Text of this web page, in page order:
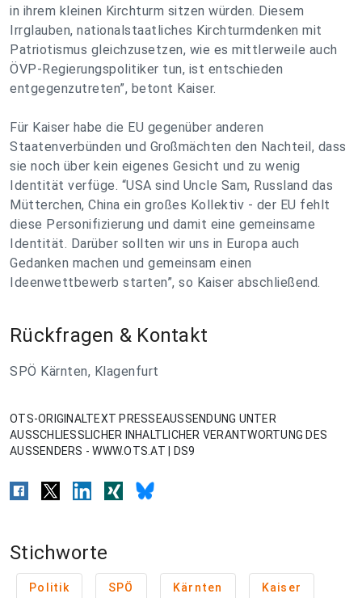
in ihrem kleinen Kirchturm sitzen würden. Diesem
Irrglauben, nationalstaatliches Kirchturmdenken mit
Patriotismus gleichzusetzen, wie es mittlerweile auch
ÖVP-Regierungspolitiker tun, ist entschieden
entgegenzutreten”, betont Kaiser.
Für Kaiser habe die EU gegenüber anderen
Staatenverbünden und Großmächten den Nachteil, dass
sie noch über kein eigenes Gesicht und zu wenig
Identität verfüge. “USA sind Uncle Sam, Russland das
Mütterchen, China ein großes Kollektiv - der EU fehlt
diese Personifizierung und damit eine gemeinsame
Identität. Darüber sollten wir uns in Europa auch
Gedanken machen und gemeinsam einen
Ideenwettbewerb starten”, so Kaiser abschließend.
Rückfragen & Kontakt
SPÖ Kärnten, Klagenfurt
OTS-ORIGINALTEXT PRESSEAUSSENDUNG UNTER
AUSSCHLIESSLICHER INHALTLICHER VERANTWORTUNG DES
AUSSENDERS - WWW.OTS.AT | DS9
Stichworte
Politik SPÖ Kärnten Kaiser